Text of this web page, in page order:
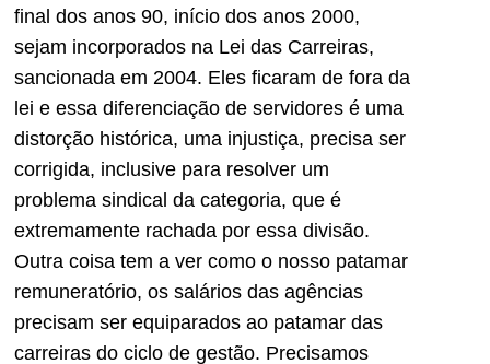
final dos anos 90, início dos anos 2000,
sejam incorporados na Lei das Carreiras,
sancionada em 2004. Eles ficaram de fora da
lei e essa diferenciação de servidores é uma
distorção histórica, uma injustiça, precisa ser
corrigida, inclusive para resolver um
problema sindical da categoria, que é
extremamente rachada por essa divisão.
Outra coisa tem a ver como o nosso patamar
remuneratório, os salários das agências
precisam ser equiparados ao patamar das
carreiras do ciclo de gestão. Precisamos